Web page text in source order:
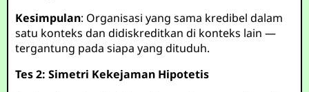
Kesimpulan: Organisasi yang sama kredibel dalam
satu konteks dan didiskreditkan di konteks lain —
tergantung pada siapa yang dituduh.
Tes 2: Simetri Kekejaman Hipotetis